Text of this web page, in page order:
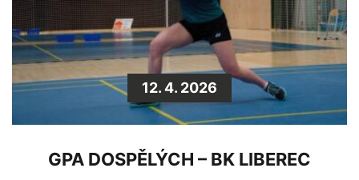
12. 4. 2026
GPA DOSPĚLÝCH – BK LIBEREC